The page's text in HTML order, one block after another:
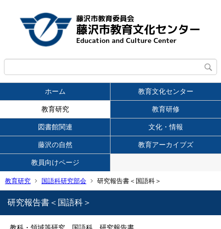
ホーム 教育文化センター
教育研究 教育研修
図書館関連 文化・情報
藤沢の自然 教育アーカイブズ
教員向けページ
教育研究 国語科研究部会 研究報告書＜国語科＞
研究報告書＜国語科＞